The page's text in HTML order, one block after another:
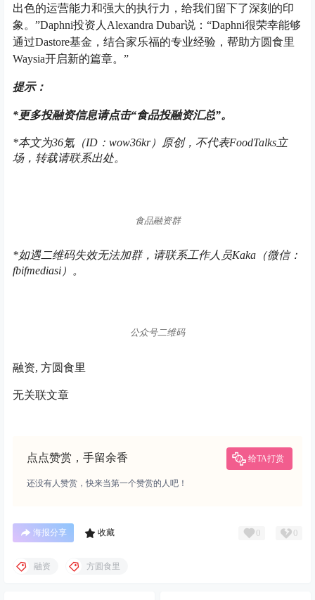
出色的运营能力和强大的执行力，给我们留下了深刻的印
象。”Daphni投资人Alexandra Dubar说：“Daphni很荣幸能够
通过Dastore基金，结合家乐福的专业经验，帮助方圆食里
Waysia开启新的篇章。”
提示：
*更多投融资信息请点击“食品投融资汇总”。
*本文为36氪（ID：wow36kr） 原创， 不代表FoodTalks立
场， 转载请联系出处。
食品融资群
*如遇二维码失效无法加群，请联系工作人员Kaka（微信：
fbifmediasi）。
公众号二维码
融资, 方圆食里
无关联文章
点点赞赏，手留余香 给TA打赏
还没有人赞赏，快来当第一个赞赏的人吧！
海报分享 收藏 0 0
融资 方圆食里